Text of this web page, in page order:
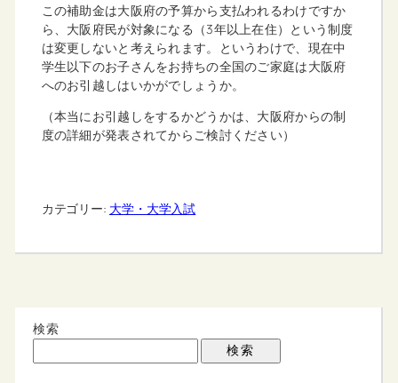
この補助金は大阪府の予算から支払われるわけですか
ら、大阪府民が対象になる（3年以上在住）という制度
は変更しないと考えられます。というわけで、現在中
学生以下のお子さんをお持ちの全国のご家庭は大阪府
へのお引越しはいかがでしょうか。
（本当にお引越しをするかどうかは、大阪府からの制
度の詳細が発表されてからご検討ください）
カテゴリー: 大学・大学入試
検索
検索